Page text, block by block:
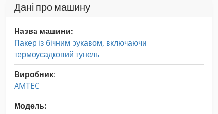
Дані про машину
Назва машини:
Пакер із бічним рукавом, включаючи
термоусадковий тунель
Виробник:
AMTEC
Модель: